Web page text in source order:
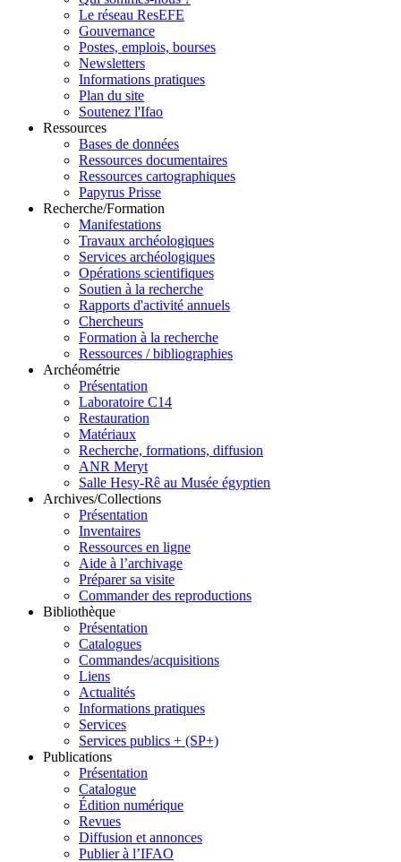
Le réseau ResEFE
Gouvernance
Postes, emplois, bourses
Newsletters
Informations pratiques
Plan du site
Soutenez l'Ifao
Ressources
Bases de données
Ressources documentaires
Ressources cartographiques
Papyrus Prisse
Recherche/Formation
Manifestations
Travaux archéologiques
Services archéologiques
Opérations scientifiques
Soutien à la recherche
Rapports d'activité annuels
Chercheurs
Formation à la recherche
Ressources / bibliographies
Archéométrie
Présentation
Laboratoire C14
Restauration
Matériaux
Recherche, formations, diffusion
ANR Meryt
Salle Hesy-Rê au Musée égyptien
Archives/Collections
Présentation
Inventaires
Ressources en ligne
Aide à l’archivage
Préparer sa visite
Commander des reproductions
Bibliothèque
Présentation
Catalogues
Commandes/acquisitions
Liens
Actualités
Informations pratiques
Services
Services publics + (SP+)
Publications
Présentation
Catalogue
Édition numérique
Revues
Diffusion et annonces
Publier à l’IFAO